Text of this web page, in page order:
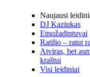
Naujausi
DJ Kaziukas
Etnožadintuvai
Ratilio – ratui
Atviras, bet
kraštui
Visi leidiniai